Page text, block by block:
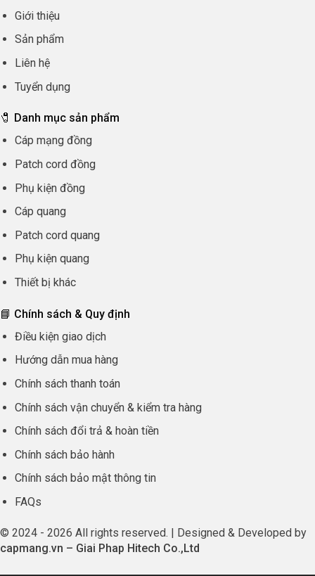
Giới thiệu
Sản phẩm
Liên hệ
Tuyển dụng
🧷 Danh mục sản phẩm
Cáp mạng đồng
Patch cord đồng
Phụ kiện đồng
Cáp quang
Patch cord quang
Phụ kiện quang
Thiết bị khác
📘 Chính sách & Quy định
Điều kiện giao dịch
Hướng dẫn mua hàng
Chính sách thanh toán
Chính sách vận chuyển & kiểm tra hàng
Chính sách đổi trả & hoàn tiền
Chính sách bảo hành
Chính sách bảo mật thông tin
FAQs
© 2024 - 2026 All rights reserved. | Designed & Developed by
capmang.vn – Giai Phap Hitech Co.,Ltd